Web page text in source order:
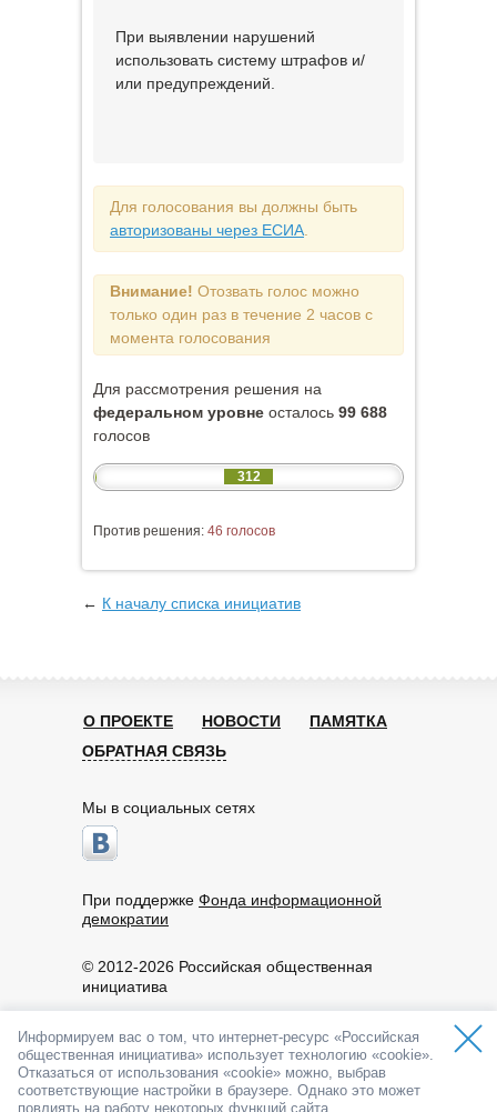
При выявлении нарушений
использовать систему штрафов и/
или предупреждений.
Для голосования вы должны быть
авторизованы через ЕСИА
Внимание! Отозвать голос можно
только один раз в течение 2 часов с
момента голосования
Для рассмотрения решения на
федеральном уровне осталось 99 688
голосов
312
Против решения: 46 голосов
← К началу списка инициатив
© 2012-2026 Российская общественная
инициатива
По вопросам работы портала обращайтесь:
info@roi.ru
8-800-200-61-62
API РОИ
О ПРОЕКТЕ НОВОСТИ
ПАМЯТКА
ОБРАТНАЯ СВЯЗЬ
Мы в социальных сетях
При поддержке Фонда информационной
демократии
Информируем вас о том, что интернет-ресурс «Российская
общественная инициатива» использует технологию «cookie».
Отказаться от использования «cookie» можно, выбрав
соответствующие настройки в браузере. Однако это может
повлиять на работу некоторых функций сайта.